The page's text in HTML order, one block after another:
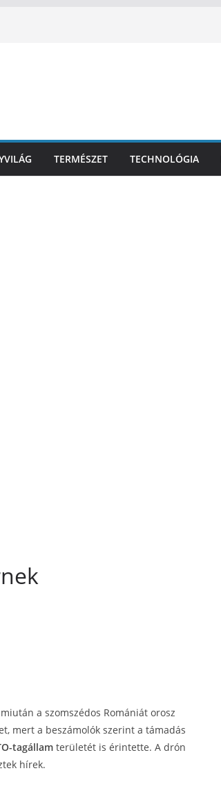
TERMÉSZET TECHNOLÓGIA
a szomszédos Romániát orosz
mert a beszámolók szerint a támadás
tagállam területét is érintette. A drón
hírek.